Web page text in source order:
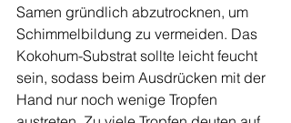
Samen gründlich abzutrocknen, um
Schimmelbildung zu vermeiden. Das
Kokohum-Substrat sollte leicht feucht
sein, sodass beim Ausdrücken mit der
Hand nur noch wenige Tropfen